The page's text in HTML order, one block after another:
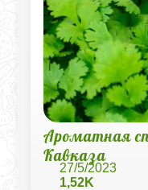
Ароматная
Кавказа
27/5/2023
1,52K